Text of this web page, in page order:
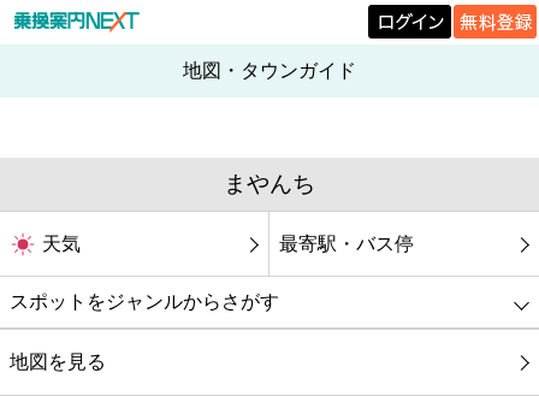
地図・タウンガイド
まやんち
天気 最寄駅・バス停
スポットをジャンルからさがす
グルメ
地図を見る